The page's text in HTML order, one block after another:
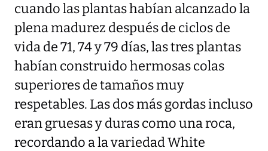
cuando las plantas habían alcanzado la
plena madurez después de ciclos de
vida de 71, 74 y 79 días, las tres plantas
habían construido hermosas colas
superiores de tamaños muy
respetables. Las dos más gordas incluso
eran gruesas y duras como una roca,
recordando a la variedad White